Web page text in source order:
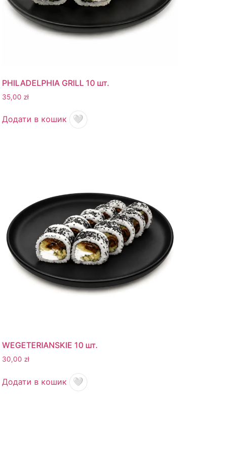
PHILADELPHIA GRILL 10 шт.
35,00 zł
Додати в кошик 🤍
WEGETERIANSKIE 10 шт.
30,00 zł
Додати в кошик 🤍